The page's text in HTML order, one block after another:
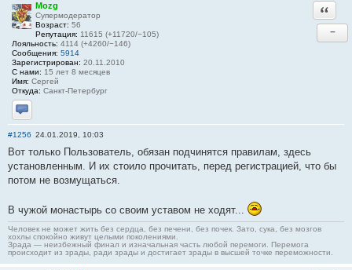
Mozg
Супермодератор
Возраст: 56
Репутация: 11615 (+11720/−105)
Лояльность: 4114 (+4260/−146)
Сообщения: 5914
Зарегистрирован: 20.11.2010
С нами: 15 лет 8 месяцев
Имя: Сергей
Откуда: Санкт-Петербург
Отправить личное сообщение
−
#1256 24.01.2019, 10:03
Вот только Пользователь, обязан подчинятся правилам, здесь
установленным. И их стоило прочитать, перед регистрацией, что бы
потом не возмущаться.
В чужой монастырь со своим уставом не ходят...
Человек не может жить без сердца, без печени, без почек. Зато, сука, без мозгов
хохлы спокойно живут целыми поколениями.
Зрада — неизбежный финал и изначальная часть любой перемоги. Перемога
происходит из зрады, ради зрады и достигает зрады в высшей точке переможности.